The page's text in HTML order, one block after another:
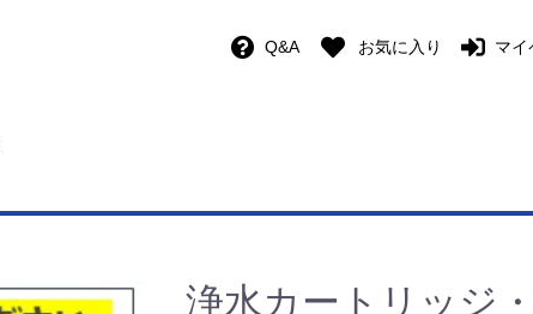
Q&A お気に入り マイ
浄水カートリッジ